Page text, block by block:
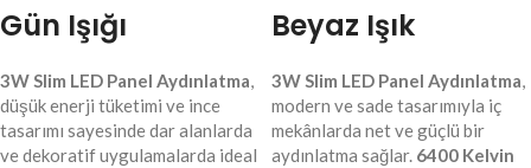
Gün Işığı
3W Slim LED Panel Aydınlatma,
düşük enerji tüketimi ve ince
tasarımı sayesinde dar alanlarda
ve dekoratif uygulamalarda ideal
Beyaz Işık
3W Slim LED Panel Aydınlatma,
modern ve sade tasarımıyla iç
mekânlarda net ve güçlü bir
aydınlatma sağlar. 6400 Kelvin